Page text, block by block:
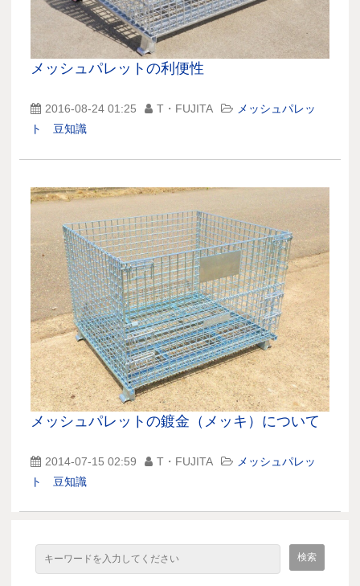
メッシュパレットの利便性
2016-08-24 01:25 T・FUJITA
メッシュパレッ
ト 豆知識
メッシュパレットの鍍金（メッキ）について
2014-07-15 02:59 T・FUJITA
メッシュパレッ
ト 豆知識